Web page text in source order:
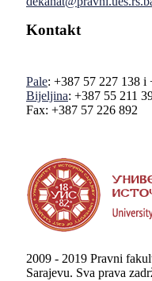
Kontakt
Pale: +387 57 227 138 i
Bijeljina: +387 55 211
Fax: +387 57 226 892
2009 - 2019 Pravni
Sarajevu. Sva prava